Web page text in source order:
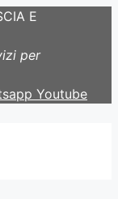
E
per
Youtube